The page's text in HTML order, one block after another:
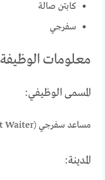
كابتن صالة
سفرجي
معلومات الوظيفة
المسمى الوظيفي:
مساعد سفرجي (Assistant Waiter)، كابتن صالة، سفرجي
المدينة: